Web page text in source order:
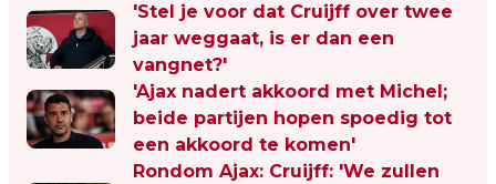
'Stel je voor dat Cruijff over twee
jaar weggaat, is er dan een
vangnet?'
'Ajax nadert akkoord met Michel;
beide partijen hopen spoedig tot
een akkoord te komen'
Rondom Ajax: Cruijff: 'We zullen